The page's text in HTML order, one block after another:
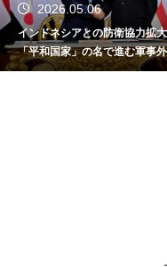
2026.05.06
インドネシアとの防衛協力拡
「平和国家」の名で進む軍事
である